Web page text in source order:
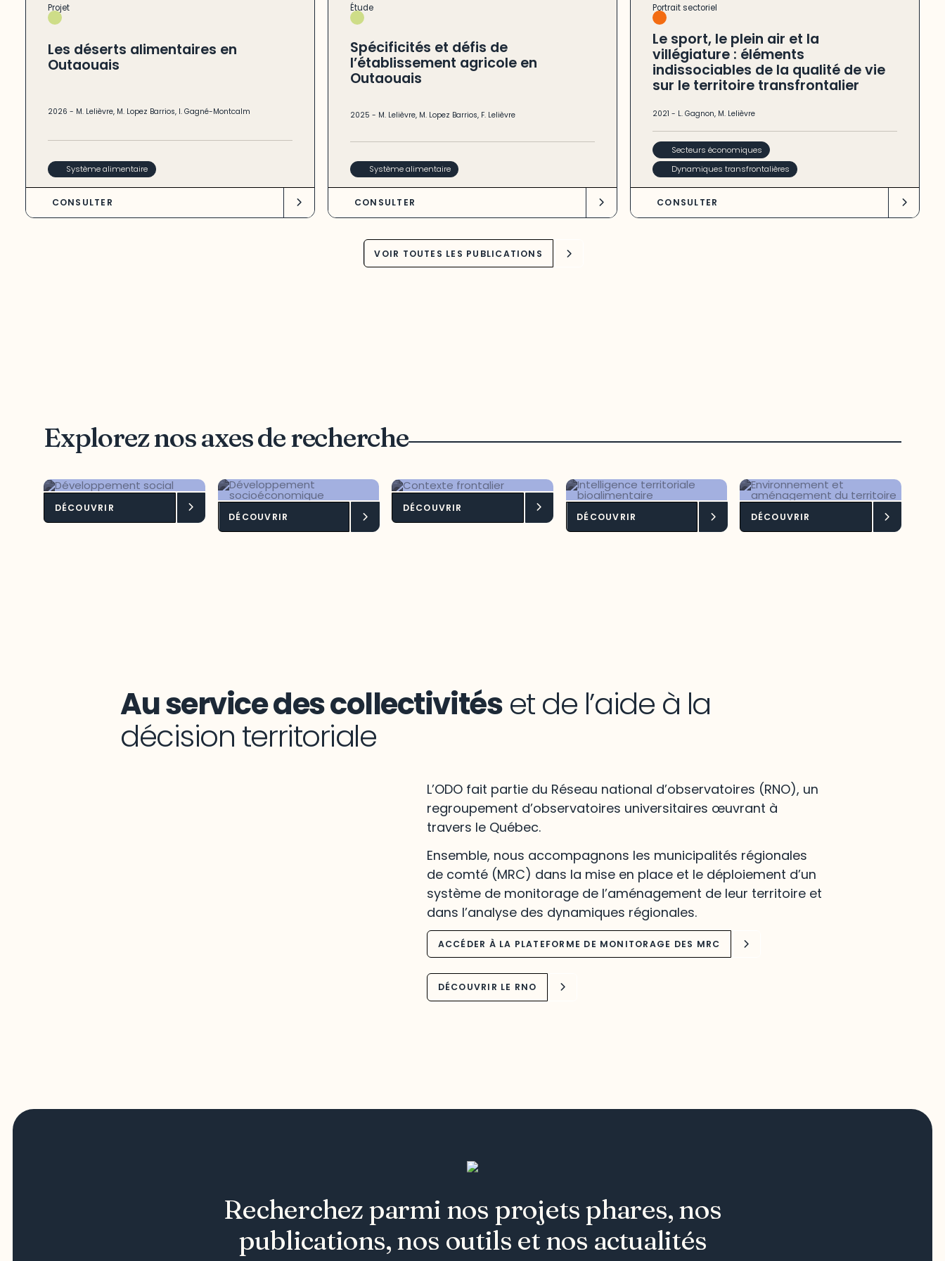
Projet
Les déserts alimentaires en
Outaouais
2026 - M. Lelièvre, M. Lopez Barrios, I. Gagné-Montcalm
Système alimentaire
CONSULTER
Étude
Spécificités et défis de
l’établissement agricole en
Outaouais
2025- M. Lelièvre, M. Lopez Barrios, F. Lelièvre
Système alimentaire
CONSULTER
Portrait sectoriel
Le sport, le plein air et la
villégiature : éléments
indissociables de la qualité de vie
sur le territoire transfrontalier
2021- L. Gagnon, M. Lelièvre
Secteurs économiques
Dynamiques transfrontalières
CONSULTER
VOIR TOUTES LES PUBLICATIONS
Explorez nos axes de recherche
Développement
social
DÉCOUVRIR
Développement
socioéconomique
DÉCOUVRIR Contexte frontalier
DÉCOUVRIR
Intelligence
territoriale
DÉCOUVRIR
Environnement et
aménagement du
DÉCOUVRIR
Au service des collectivitéset de l’aide à la
décision territoriale
L’ODO fait partie du Réseau national d’observatoires (RNO), un
regroupement d’observatoires universitaires œuvrant à
travers le Québec.
Ensemble, nous accompagnons les municipalités régionales
de comté (MRC) dans la mise en place et le déploiement d’un
système de monitorage de l’aménagement de leur territoire et
dans l’analyse des dynamiques régionales.
ACCÉDER À LA PLATEFORME DE MONITORAGE DES MRC
DÉCOUVRIR LE RNO
Recherchez parmi nos projets phares, nos
publications, nos outils et nos actualités